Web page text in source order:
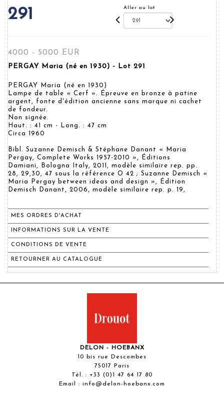
291 Aller au lot
4000 - 5000 EUR
PERGAY Maria (né en 1930) - Lot 291
PERGAY Maria (né en 1930)
Lampe de table « Cerf ». Épreuve en bronze à patine
argent, fonte d'édition ancienne sans marque ni cachet
de fondeur.
Non signée.
Haut. : 41 cm - Long. : 47 cm
Circa 1960
Bibl. Suzanne Demisch & Stéphane Danant « Maria
Pergay, Complete Works 1957-2010 », Éditions
Damiani, Bologna Italy, 2011, modèle similaire rep. pp.
28, 29,30, 47 sous la référence O 42 ; Suzanne Demisch «
Maria Pergay between ideas and design », Édition
Demisch Danant, 2006, modèle similaire rep. p. 19,
MES ORDRES D'ACHAT
INFORMATIONS SUR LA VENTE
CONDITIONS DE VENTE
RETOURNER AU CATALOGUE
DELON - HOEBANX
10 bis rue Descombes
75017 Paris
Tél. : +33 (0)1 47 64 17 80
Email : info@delon-hoebanx.com